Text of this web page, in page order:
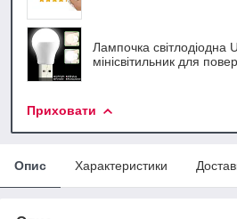
Лампочка світлодіодна
мінісвітильник для
Приховати
Опис Характеристики